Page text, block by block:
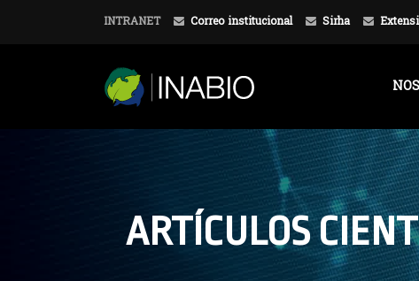
INTRANET Correo institucional Sirha
ARTÍCULOS